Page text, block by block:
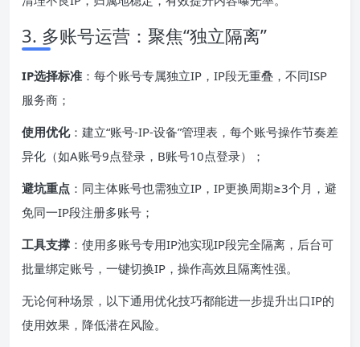
3. 多账号运营：聚焦“独立隔离”
IP选择标准 ：每个账号专属独立IP，IP段无重叠，不同ISP
服务商；
使用优化：建立“账号-IP-设备”管理表，每个账号操作节奏差
异化（如A账号9点登录，B账号10点登录）；
避坑重点 ：同主体账号也需独立IP，IP更换周期≥3个月，避
免同一IP段注册多账号；
工具支撑 ：使用多账号专用IP池实现IP段完全隔离，后台可
批量绑定账号，一键切换IP，操作高效且隔离性强。
无论何种场景，以下通用优化技巧都能进一步提升出口IP的
使用效果，降低潜在风险。